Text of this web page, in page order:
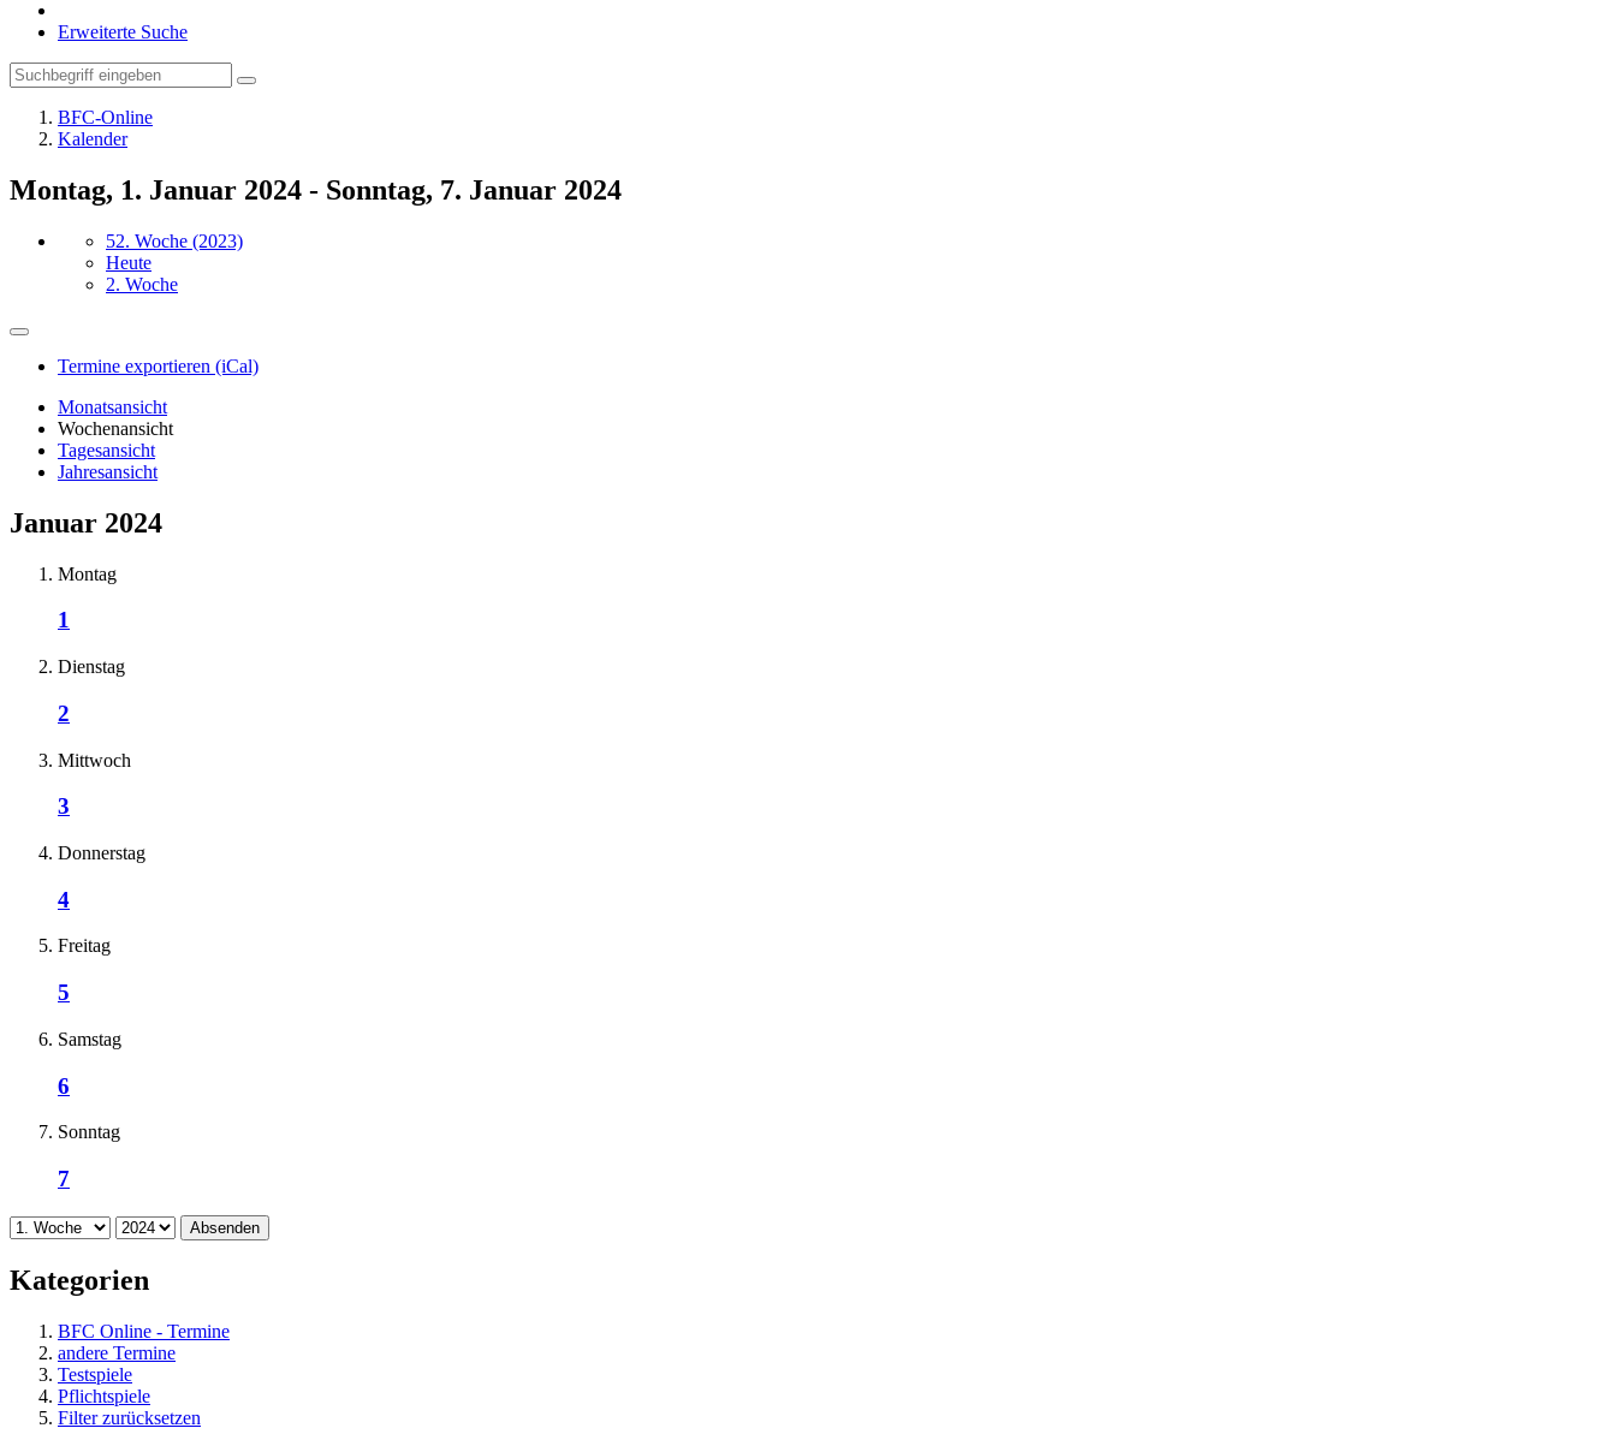
Erweiterte Suche
BFC-Online
Kalender
Montag, 1. Januar 2024 - Sonntag, 7. Januar 2024
52. Woche (2023)
Heute
2. Woche
Termine exportieren (iCal)
Monatsansicht
Wochenansicht
Tagesansicht
Jahresansicht
Januar 2024
Montag
1
Dienstag
2
Mittwoch
3
Donnerstag
4
Freitag
5
Samstag
6
Sonntag
7
Absenden
Kategorien
BFC Online - Termine
andere Termine
Testspiele
Pflichtspiele
Filter zurücksetzen